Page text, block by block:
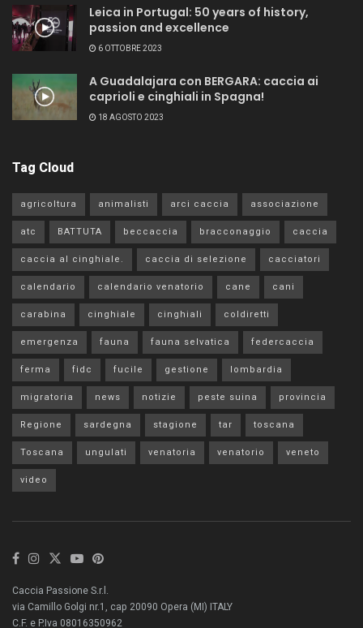
Leica in Portugal: 50 years of history,
passion and excellence
6 OTTOBRE 2023
A Guadalajara con BERGARA: caccia ai
caprioli e cinghiali in Spagna!
18 AGOSTO 2023
Tag Cloud
agricoltura animalisti arci caccia
associazione
atc
BATTUTA beccaccia bracconaggio
caccia
caccia al cinghiale.
caccia di selezione
cacciatori
calendario
calendario venatorio cane
cani
carabina
cinghiale cinghiali
coldiretti
emergenza
fauna fauna selvatica
federcaccia
ferma
fidc fucile gestione
lombardia
migratoria
news notizie peste suina
provincia
Regione
sardegna stagione tar
toscana
Toscana
ungulati venatoria venatorio
veneto
video
Caccia Passione S.r.l.
via Camillo Golgi nr.1, cap 20090 Opera (MI) ITALY
C.F. e P.Iva 08016350962